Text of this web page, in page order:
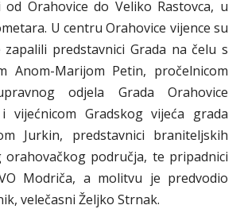
Orahovice do Veliko Rastovca, u
U centru Orahovice vijence su
predstavnici Grada na čelu s
Anom-Marijom Petin, pročelnicom
odjela Grada Orahovice
vijećnicom Gradskog vijeća grada
Jurkin, predstavnici braniteljskih
orahovačkog područja, te pripadnici
Modriča, a molitvu je predvodio
velečasni Željko Strnak.